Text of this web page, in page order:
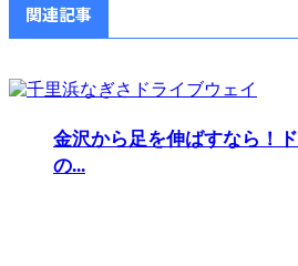
関連記事
金沢から足を伸ばすなら！
の...